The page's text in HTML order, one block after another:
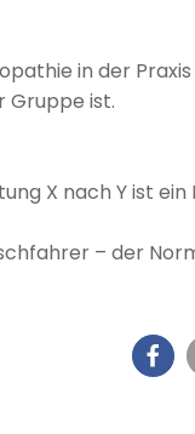
in der
Gruppe ist.
X nach Y ist
– der